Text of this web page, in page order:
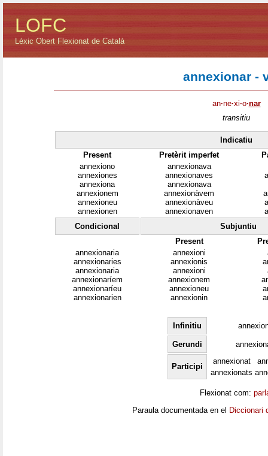
LOFC
Lèxic Obert Flexionat de Català
annexionar -
an·ne·xi·o·nar
transitiu
Indicatiu
Present
Pretèrit imperfet
annexiono
annexiones
annexiona
annexionem
annexioneu
annexionen
annexionava
annexionaves
annexionava
annexionàvem
annexionàveu
annexionaven
Condicional
Subjuntiu
Present
annexionaria
annexionaries
annexionaria
annexionaríem
annexionaríeu
annexionarien
annexioni
annexionis
annexioni
annexionem
annexioneu
annexionin
Infinitiu
Gerundi
Participi
annexionat
annexionats
Flexionat com:
Paraula documentada en el Diccionari